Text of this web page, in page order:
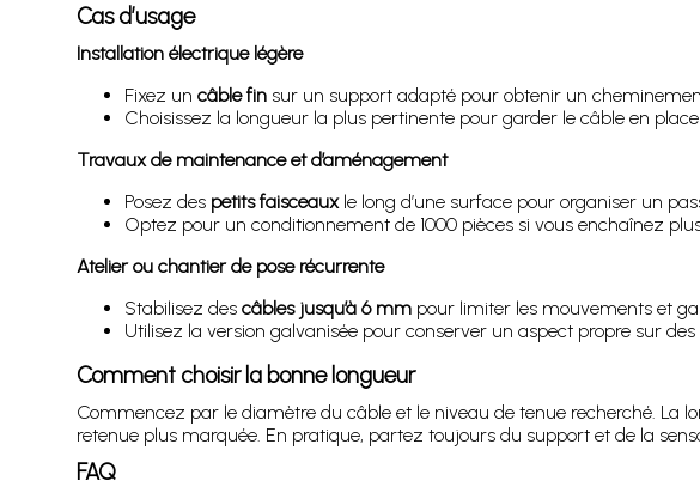
Cas d’usage
Installation électrique légère
Fixez un câble finsur un support adapté pour obtenir un
Choisissez la longueur la plus pertinente pour garder le câble en
Travaux de maintenance et d’aménagement
Posez des petits faisceauxle long d’une surface pour organiser un
Optez pour un conditionnement de 1000 pièces si vous enchaînez
Atelier ou chantier de pose récurrente
Stabilisez des câbles jusqu’à 6 mmpour limiter les mouvements et
Utilisez la version galvanisée pour conserver un aspect propre sur des
Comment choisir la bonne longueur
Commencez par le diamètre du câble et le niveau de tenue recherché. La
retenue plus marquée. En pratique, partez toujours du support et de la
FAQ